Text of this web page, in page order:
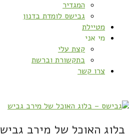
המגדיר
גבישס לומדת בדנון
מטיילת
מי אני
קצת עלי
בתקשורת וברשת
צרו קשר
בלוג האוכל של מירב גביש